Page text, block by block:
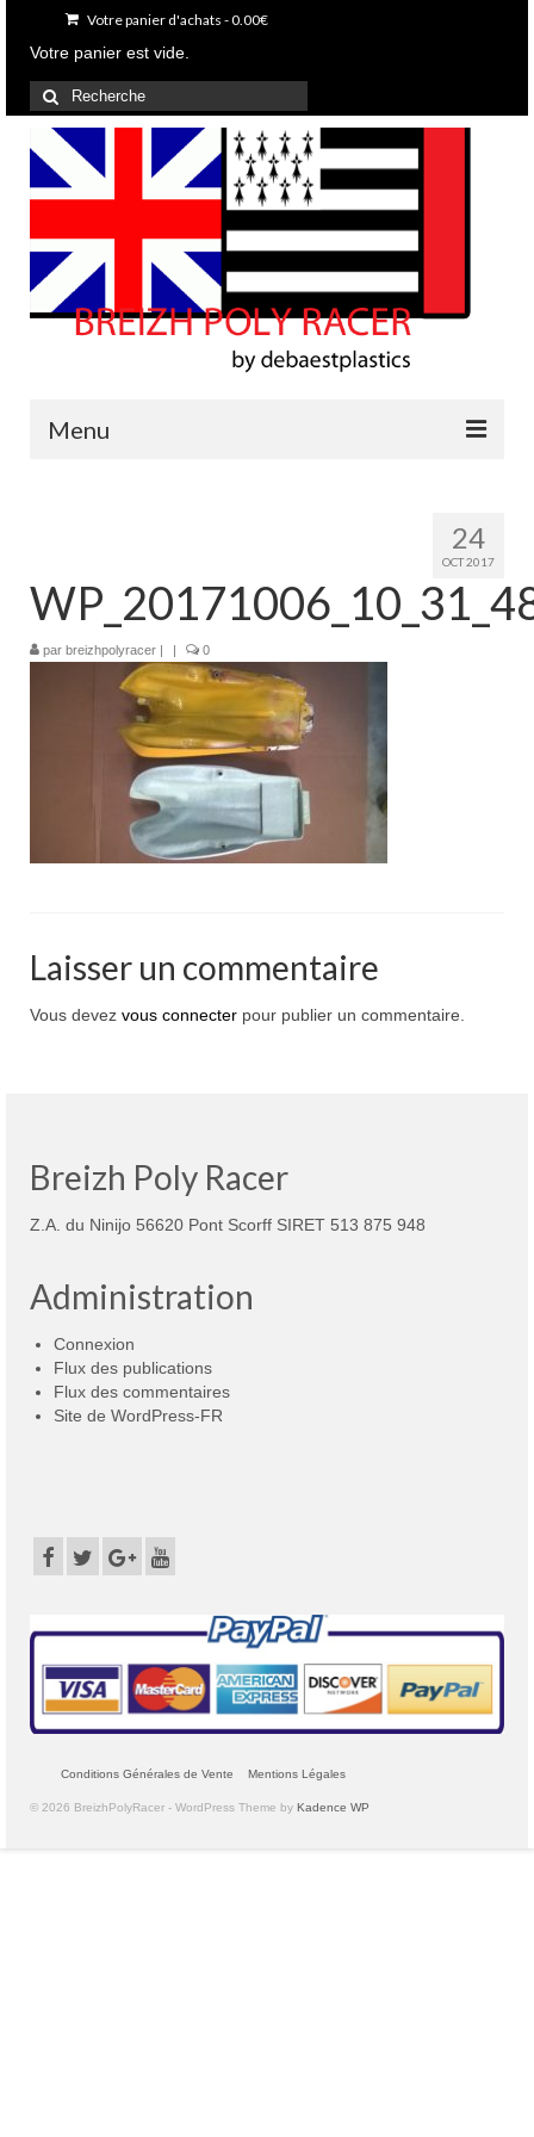
Votre panier d'achats -0.00€
Votre panier est vide.
Rechercher
:
Menu
Projets en cours
Mon compte
Mon panier
Nous contacter
Nous situer
24
OCT 2017
par breizhpolyracer 0
Laisser un commentaire
Vous devez vous connecter pour publier un commentaire.
Breizh Poly Racer
Z.A. du Ninijo 56620 Pont Scorff SIRET 513 875 948
Administration
Connexion
Flux des publications
Flux des commentaires
Site de WordPress-FR
Conditions Générales de Vente Mentions Légales
© 2026 BreizhPolyRacer - WordPress Theme by Kadence WP